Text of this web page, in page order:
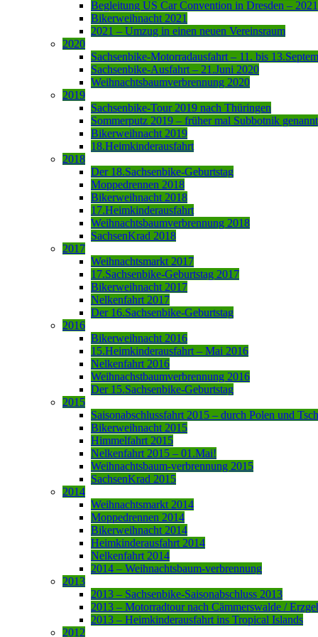
Begleitung US Car Convention in Dresden – 2021
Bikerweihnacht 2021
2021 – Umzug in einen neuen Vereinsraum
2020
Sachsenbike-Motorradausfahrt – 11. bis
Sachsenbike-Ausfahrt – 21.Juni 2020
Weihnachtsbaumverbrennung 2020
2019
Sachsenbike-Tour 2019 nach Thüringen
Sommerputz 2019 – früher mal Subbotnik genannt
Bikerweihnacht 2019
18.Heimkinderausfahrt
2018
Der 18.Sachsenbike-Geburtstag
Moppedrennen 2018
Bikerweihnacht 2018
17.Heimkinderausfahrt
Weihnachtsbaumverbrennung 2018
SachsenKrad 2018
2017
Weihnachtsmarkt 2017
17.Sachsenbike-Geburtstag 2017
Bikerweihnacht 2017
Nelkenfahrt 2017
Der 16.Sachsenbike-Geburtstag
2016
Bikerweihnacht 2016
15.Heimkinderausfahrt – Mai 2016
Nelkenfahrt 2016
Weihnachstbaumverbrennung 2016
Der 15.Sachsenbike-Geburtstag
2015
Saisonabschlussfahrt 2015 – durch Polen und
Bikerweihnacht 2015
Himmelfahrt 2015
Nelkenfahrt 2015 – 01.Mai!
Weihnachtsbaum-verbrennung 2015
SachsenKrad 2015
2014
Weihnachtsmarkt 2014
Moppedrennen 2014
Bikerweihnacht 2014
Heimkinderausfahrt 2014
Nelkenfahrt 2014
2014 – Weihnachtsbaum-verbrennung
2013
2013 – Sachsenbike-Saisonabschluss 2013
2013 – Motorradtour nach Cämmerswalde /
2013 – Heimkinderausfahrt ins Tropical Islands
2012